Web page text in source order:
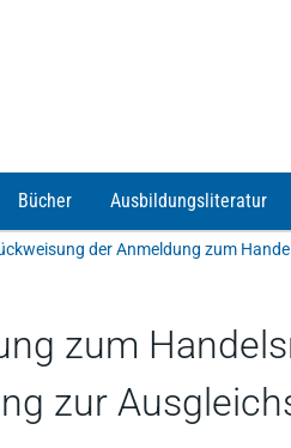
Bücher Ausbildungsliteratur
zum
zur